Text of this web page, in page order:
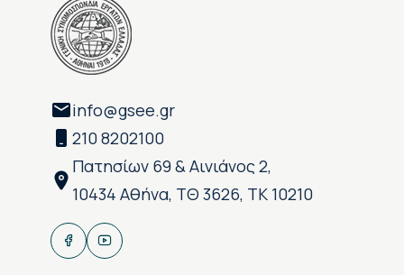
info@gsee.gr
210 8202100
Πατησίων 69 & Αινιάνος 2,
10434 Αθήνα, ΤΘ 3626, ΤΚ 10210